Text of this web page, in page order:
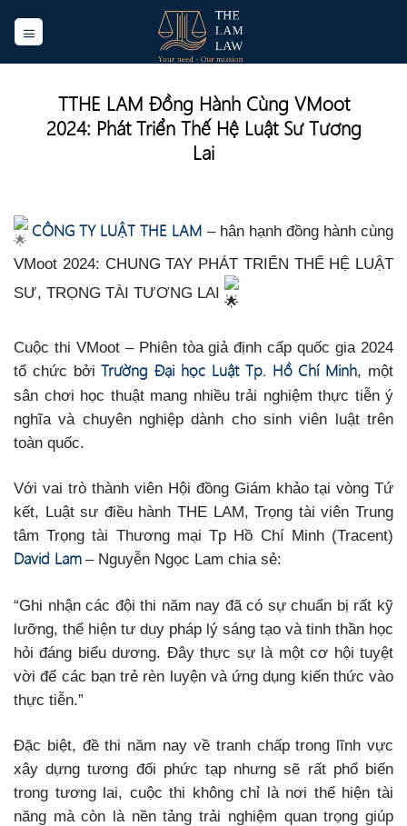
TTHE LAM Đồng Hành Cùng VMoot
2024: Phát Triển Thế Hệ Luật Sư Tương
Lai
CÔNG TY LUẬT THE LAM – hân hạnh đồng hành cùng
VMoot 2024: CHUNG TAY PHÁT TRIỂN THẾ HỆ LUẬT
SƯ, TRỌNG TÀI TƯƠNG LAI
Cuộc thi VMoot – Phiên tòa giả định cấp quốc gia 2024
tổ chức bởiTrường Đại học Luật Tp. Hồ Chí Minh , một
sân chơi học thuật mang nhiều trải nghiệm thực tiễn ý
nghĩa và chuyên nghiệp dành cho sinh viên luật trên
toàn quốc.
Với vai trò thành viên Hội đồng Giám khảo tại vòng Tứ
kết, Luật sư điều hành THE LAM, Trọng tài viên Trung
tâm Trọng tài Thương mại Tp Hồ Chí Minh (Tracent)
David Lam – Nguyễn Ngọc Lam chia sẻ:
“Ghi nhận các đội thi năm nay đã có sự chuẩn bị rất kỹ
lưỡng, thể hiện tư duy pháp lý sáng tạo và tinh thần học
hỏi đáng biểu dương. Đây thực sự là một cơ hội tuyệt
vời để các bạn trẻ rèn luyện và ứng dụng kiến thức vào
thực tiễn.”
Đặc biệt, đề thi năm nay về tranh chấp trong lĩnh vực
xây dựng tương đối phức tạp nhưng sẽ rất phổ biến
trong tương lai, cuộc thi không chỉ là nơi thể hiện tài
năng mà còn là nền tảng trải nghiệm quan trọng giúp